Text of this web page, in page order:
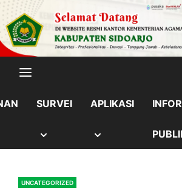
content
Skip
to
content
SURVEI APLIKASI
UNCATEGORIZED